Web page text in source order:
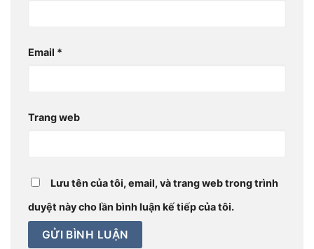
Email *
Trang web
Lưu tên của tôi, email, và trang web trong trình
duyệt này cho lần bình luận kế tiếp của tôi.